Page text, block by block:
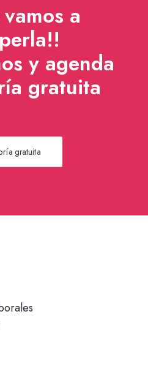
a
y agenda
gratuita
gratuita